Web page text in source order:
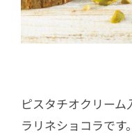
ピスタチオクリー
ラリネショコラです